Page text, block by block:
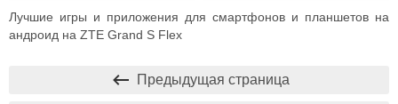
Лучшие игры и приложения для смартфонов и планшетов на
андроид на ZTE Grand S Flex
Предыдущая страница